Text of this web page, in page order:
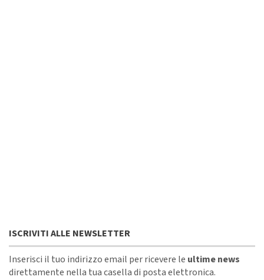
ISCRIVITI ALLE NEWSLETTER
Inserisci il tuo indirizzo email per ricevere le ultime news
direttamente nella tua casella di posta elettronica.